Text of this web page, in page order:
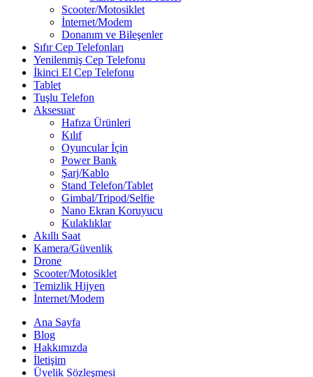
Scooter/Motosiklet
İnternet/Modem
Donanım ve Bileşenler
Sıfır Cep Telefonları
Yenilenmiş Cep Telefonu
İkinci El Cep Telefonu
Tablet
Tuşlu Telefon
Aksesuar
Hafıza Ürünleri
Kılıf
Oyuncular İçin
Power Bank
Şarj/Kablo
Stand Telefon/Tablet
Gimbal/Tripod/Selfie
Nano Ekran Koruyucu
Kulaklıklar
Akıllı Saat
Kamera/Güvenlik
Drone
Scooter/Motosiklet
Temizlik Hijyen
İnternet/Modem
Ana Sayfa
Blog
Hakkımızda
İletişim
Üyelik Sözleşmesi